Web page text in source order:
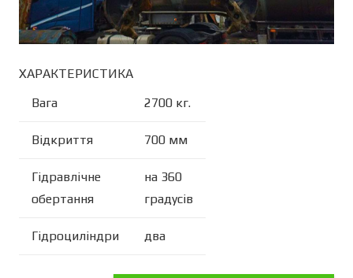
ХАРАКТЕРИСТИКА
Вага
2700 кг.
Відкриття 700 мм
Гідравлічне
обертання
на 360
градусів
Гідроциліндри два